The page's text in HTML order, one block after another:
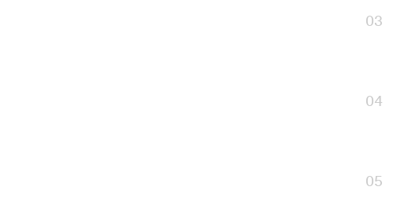
03
04
05